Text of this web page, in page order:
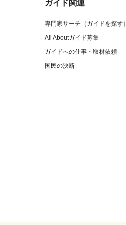
ガイド関連
専門家サーチ（ガイドを探す）
All Aboutガイド募集
ガイドへの仕事・取材依頼
国民の決断